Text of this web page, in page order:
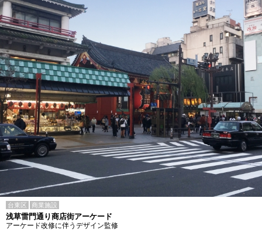
台東区 商業施設
浅草雷門通り商店街アーケード
アーケード改修に伴うデザイン監修